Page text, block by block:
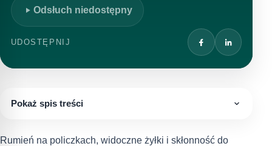
Odsłuch niedostępny
UDOSTĘPNIJ
Pokaż spis treści
Rumień na policzkach, widoczne żyłki i skłonność do